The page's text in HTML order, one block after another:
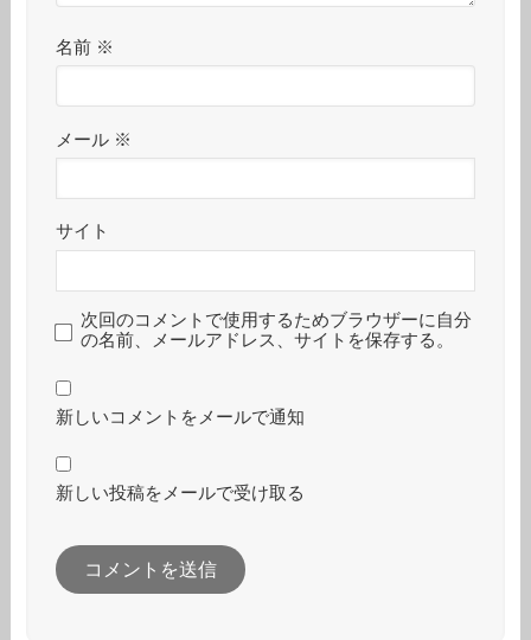
名前 ※
メール ※
サイト
次回のコメントで使用するためブラウザーに自分
の名前、メールアドレス、サイトを保存する。
新しいコメントをメールで通知
新しい投稿をメールで受け取る